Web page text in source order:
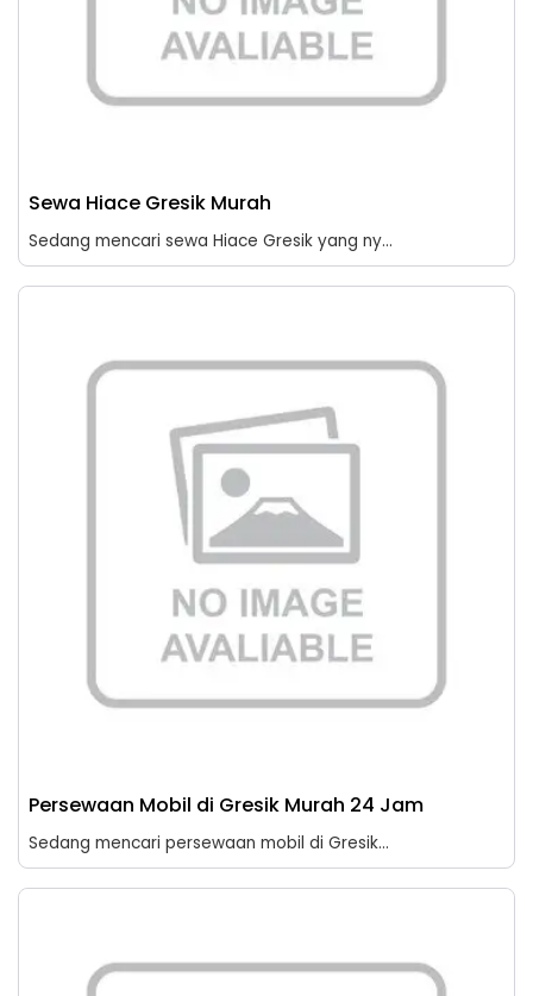
Sewa Hiace Gresik Murah
Sedang mencari sewa Hiace Gresik yang ny...
Persewaan Mobil di Gresik Murah 24 Jam
Sedang mencari persewaan mobil di Gresik...